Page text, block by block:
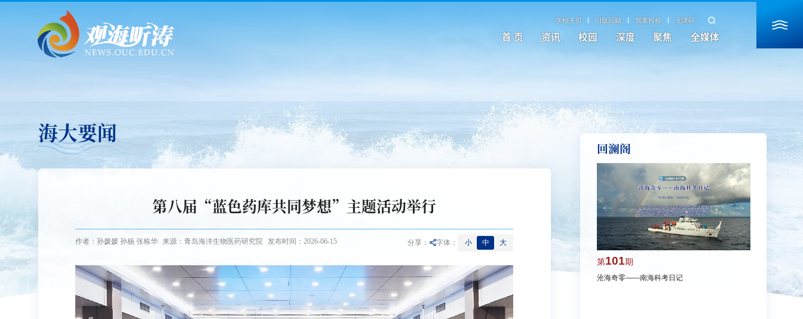
学校主页 旧版回顾 我要投稿 无障碍
首 页 资讯 校园 深度 聚焦 全媒体
海大要闻
第八届“蓝色药库共同梦想”主题活动举行
作者：孙媛媛 孙杨 张栋华 来源：青岛海洋生物医药研究院 发布时间：2026-06-15 分享： 字体： 小 中 大
回澜阁
第101期
沧海奇零——南海科考日记
洋大学多措并